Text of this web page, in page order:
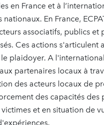
en France et à
En France,
associatifs, publics et
Ces actions s'articulent
plaidoyer. A
partenaires locaux à
des acteurs locaux de
des capacités des
et en situation de